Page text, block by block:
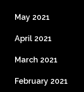
May 2021
April 2021
March 2021
February 2021